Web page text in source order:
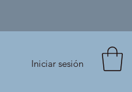
Iniciar sesión